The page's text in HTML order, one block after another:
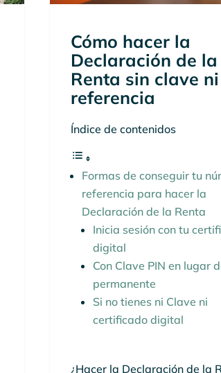
Cómo hacer la
Declaración de la
Renta sin clave ni
referencia
Índice de contenidos
Formas de conseguir tu
referencia para hacer la
Declaración de la Renta
Inicia sesión con tu
digital
Con Clave PIN en lugar
permanente
Si no tienes ni Clave ni
certificado digital
¿Hacer la Declaración de la